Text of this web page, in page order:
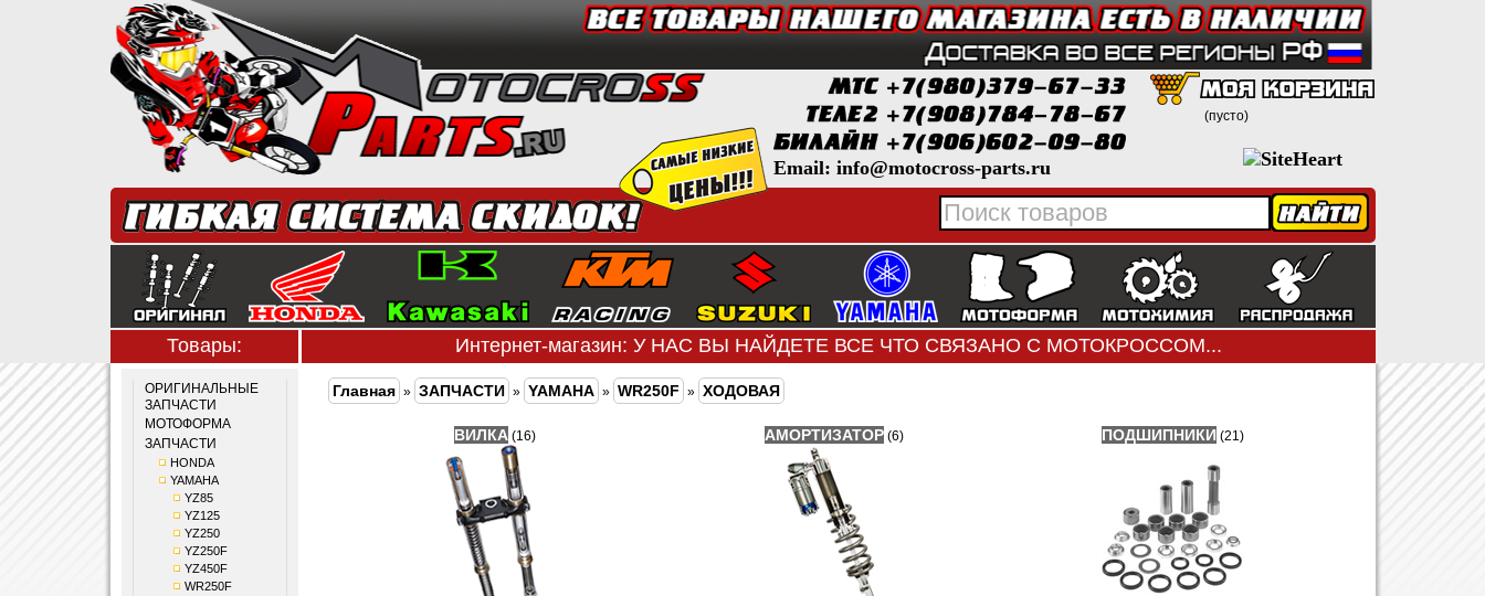
(пусто)
Email: info@motocross-parts.ru
Товары: Интернет-магазин: У НАС ВЫ НАЙДЕТЕ ВСЕ ЧТО СВЯЗАНО С МОТОКРОССОМ...
ОРИГИНАЛЬНЫЕ
ЗАПЧАСТИ
МОТОФОРМА
ЗАПЧАСТИ
HONDA
YAMAHA
YZ85
YZ125
YZ250
YZ250F
YZ450F
WR250F
Главная » ЗАПЧАСТИ » YAMAHA » WR250F » ХОДОВАЯ
ВИЛКА(16) АМОРТИЗАТОР(6) ПОДШИПНИКИ (21)